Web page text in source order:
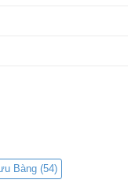
Bàng (54)